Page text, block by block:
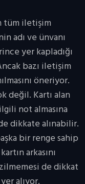
tüm iletişim
adı ve ünvanı
yer kapladığı
bazı iletişim
öneriyor.
değil. Kartı alan
not almasına
dikkate alınabilir.
bir renge sahip
arkasını
de dikkat
alıyor.